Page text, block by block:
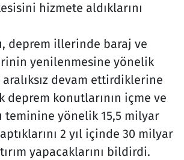
hizmete aldıklarını
deprem illerinde baraj ve
yenilenmesine yönelik
aralıksız devam ettirdiklerine
deprem konutlarının içme ve
teminine yönelik 15,5 milyar
2 yıl içinde 30 milyar
yapacaklarını bildirdi.